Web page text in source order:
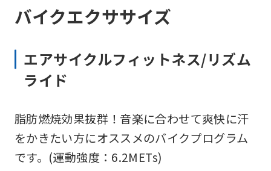
バイクエクササイズ
エアサイクルフィットネス/リズム
ライド
脂肪燃焼効果抜群！音楽に合わせて爽快に汗
をかきたい方にオススメのバイクプログラム
です。(運動強度：6.2METs)